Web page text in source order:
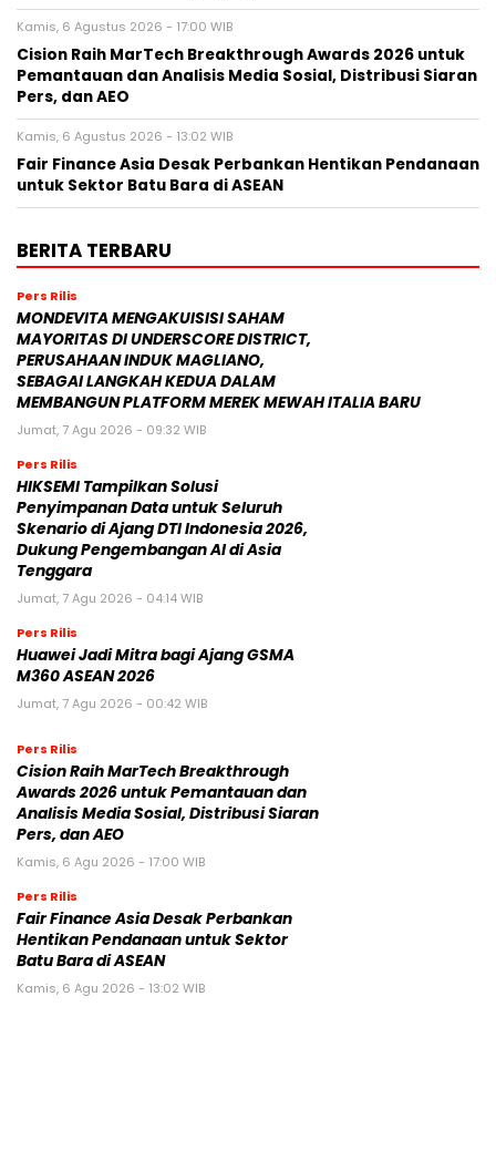
Kamis, 6 Agustus 2026 - 17:00 WIB
Cision Raih MarTech Breakthrough Awards 2026 untuk
Pemantauan dan Analisis Media Sosial, Distribusi Siaran
Pers, dan AEO
Kamis, 6 Agustus 2026 - 13:02 WIB
Fair Finance Asia Desak Perbankan Hentikan Pendanaan
untuk Sektor Batu Bara di ASEAN
BERITA TERBARU
Pers Rilis
MONDEVITA MENGAKUISISI SAHAM
MAYORITAS DI UNDERSCORE DISTRICT,
PERUSAHAAN INDUK MAGLIANO,
SEBAGAI LANGKAH KEDUA DALAM
MEMBANGUN PLATFORM MEREK MEWAH ITALIA BARU
Jumat, 7 Agu 2026 - 09:32 WIB
Pers Rilis
HIKSEMI Tampilkan Solusi
Penyimpanan Data untuk Seluruh
Skenario di Ajang DTI Indonesia 2026,
Dukung Pengembangan AI di Asia
Tenggara
Jumat, 7 Agu 2026 - 04:14 WIB
Pers Rilis
Huawei Jadi Mitra bagi Ajang GSMA
M360 ASEAN 2026
Jumat, 7 Agu 2026 - 00:42 WIB
Pers Rilis
Cision Raih MarTech Breakthrough
Awards 2026 untuk Pemantauan dan
Analisis Media Sosial, Distribusi Siaran
Pers, dan AEO
Kamis, 6 Agu 2026 - 17:00 WIB
Pers Rilis
Fair Finance Asia Desak Perbankan
Hentikan Pendanaan untuk Sektor
Batu Bara di ASEAN
Kamis, 6 Agu 2026 - 13:02 WIB